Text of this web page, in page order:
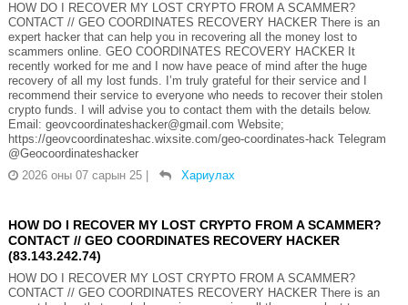
HOW DO I RECOVER MY LOST CRYPTO FROM A SCAMMER?
CONTACT // GEO COORDINATES RECOVERY HACKER There is an
expert hacker that can help you in recovering all the money lost to
scammers online. GEO COORDINATES RECOVERY HACKER It
recently worked for me and I now have peace of mind after the huge
recovery of all my lost funds. I’m truly grateful for their service and I
recommend their service to everyone who needs to recover their stolen
crypto funds. I will advise you to contact them with the details below.
Email: geovcoordinateshacker@gmail.com Website;
https://geovcoordinateshac.wixsite.com/geo-coordinates-hack Telegram
@Geocoordinateshacker
2026 оны 07 сарын 25
Хариулах
HOW DO I RECOVER MY LOST CRYPTO FROM A SCAMMER?
CONTACT // GEO COORDINATES RECOVERY HACKER
(83.143.242.74)
HOW DO I RECOVER MY LOST CRYPTO FROM A SCAMMER?
CONTACT // GEO COORDINATES RECOVERY HACKER There is an